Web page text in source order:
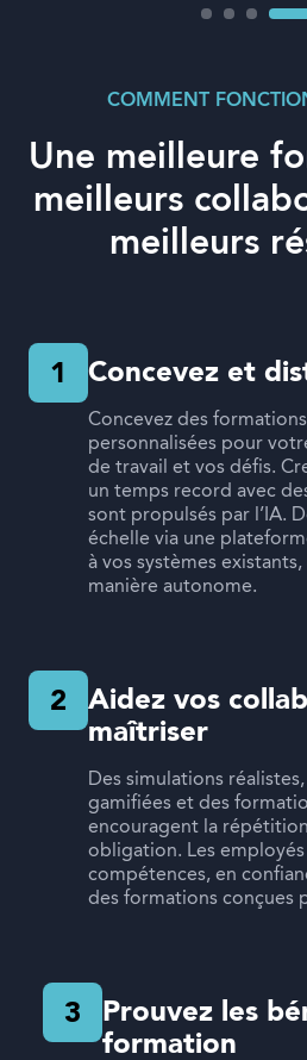
COMMENT
Une meilleure
meilleurs
meilleurs
1 Concevez et
Concevez des
personnalisées pour
de travail et vos défis.
un temps record avec
sont propulsés par l’IA.
échelle via une
à vos systèmes
manière autonome.
2
Aidez vos
maîtriser
Des simulations
gamifiées et des
encouragent la
obligation. Les
compétences, en
des formations conçues
3
Prouvez les
formation